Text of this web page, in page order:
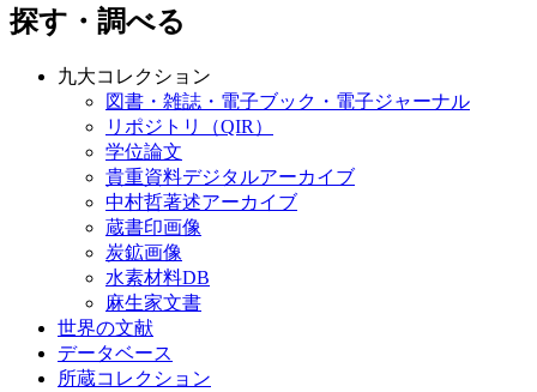
探す・調べる
九大コレクション
図書・雑誌・電子ブック・電子ジャーナル
リポジトリ（QIR）
学位論文
貴重資料デジタルアーカイブ
中村哲著述アーカイブ
蔵書印画像
炭鉱画像
水素材料DB
麻生家文書
世界の文献
データベース
所蔵コレクション